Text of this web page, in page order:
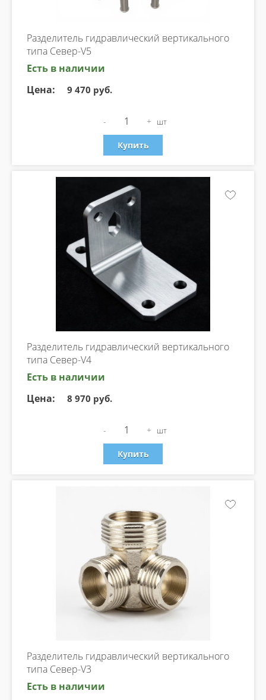
Разделитель гидравлический вертикального
типа Север-V5
Есть в наличии
Цена:
9 470 руб.
- + шт
Купить
Разделитель гидравлический вертикального
типа Север-V4
Есть в наличии
Цена:
8 970 руб.
- + шт
Купить
Разделитель гидравлический вертикального
типа Север-V3
Есть в наличии